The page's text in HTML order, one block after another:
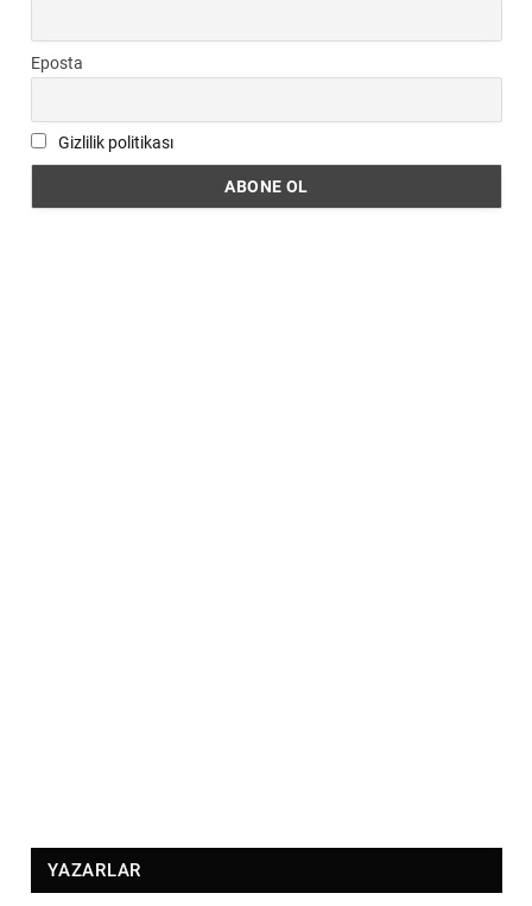
Eposta
Gizlilik politikası
YAZARLAR